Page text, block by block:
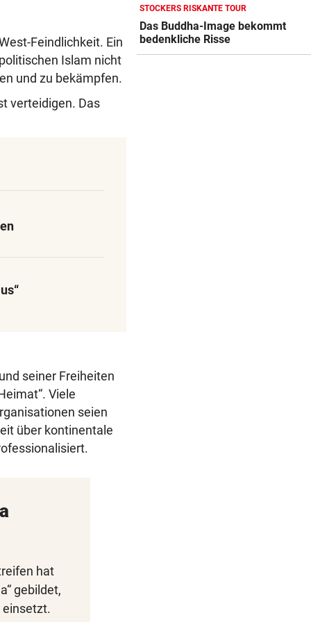
Feindlichkeit. Ein
Islam nicht
und zu bekämpfen.
verteidigen. Das
seiner Freiheiten
Viele
seien
über kontinentale
hat
gebildet,
einsetzt.
HEIMBILANZ IST SPITZE
Gegen Salzburg mauern?
WAC keine Option
STOCKERS RISKANTE TOUR
Das Buddha-Image bekommt
bedenkliche Risse